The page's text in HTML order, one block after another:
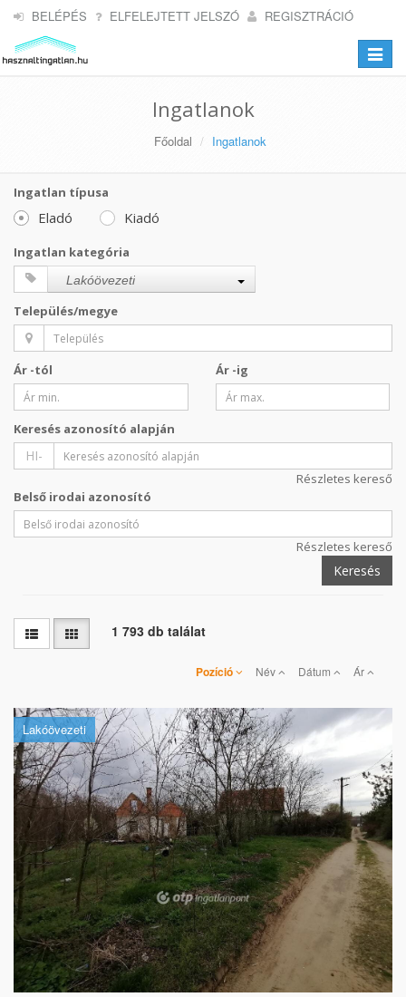
BELÉPÉS ELFELEJTETT JELSZÓ REGISZTRÁCIÓ
Toggle
Ingatlanok
Főoldal Ingatlanok
Ingatlan típusa
Eladó Kiadó
Ingatlan kategória
Lakóövezeti
Település/megye
Ár -tól Ár -ig
Keresés azonosító alapján
HI-
Részletes kereső
Belső irodai azonosító
Részletes kereső
Keresés
1 793 db találat
Pozíció Név Dátum Ár
Lakóövezeti